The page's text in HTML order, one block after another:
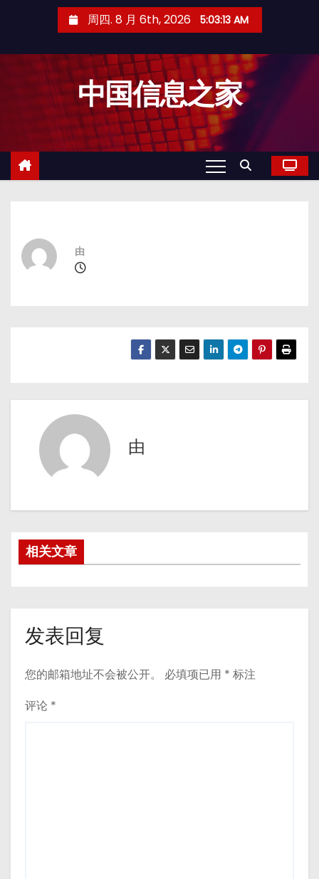
周四. 8 月 6th, 2026 5:03:13 AM
中国信息之家
由
由
相关文章
发表回复
您的邮箱地址不会被公开。 必填项已用 * 标注
评论 *